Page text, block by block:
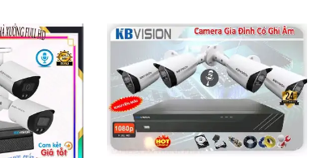
âm chất lượng, dễ...